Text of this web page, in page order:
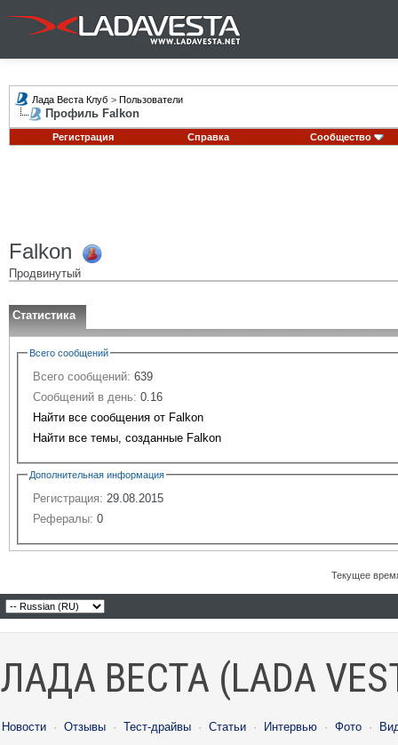
Лада Веста Клуб > Пользователи
Профиль Falkon
Регистрация Справка Сообщество
Falkon
Продвинутый
Статистика
Всего сообщений
Всего сообщений: 639
Сообщений в день: 0.16
Найти все сообщения от Falkon
Найти все темы, созданные Falkon
Дополнительная информация
Регистрация: 29.08.2015
Рефералы: 0
Текущее
ЛАДА ВЕСТА (LADA
Новости · Отзывы · Тест-драйвы · Статьи · Интервью · Фото ·